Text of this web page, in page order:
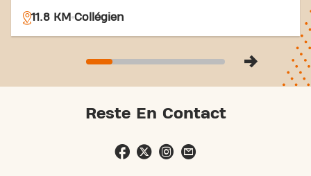
11.8 KM Collégien
Reste En Contact